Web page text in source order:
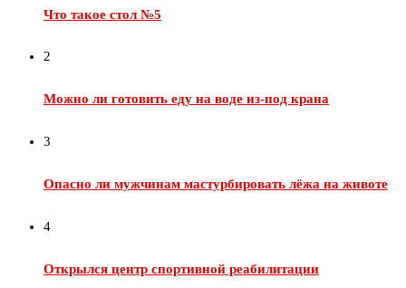
Что такое стол №5
2
Можно ли готовить еду на воде из‑под крана
3
Опасно ли мужчинам мастурбировать лёжа на животе
4
Открылся центр спортивной реабилитации